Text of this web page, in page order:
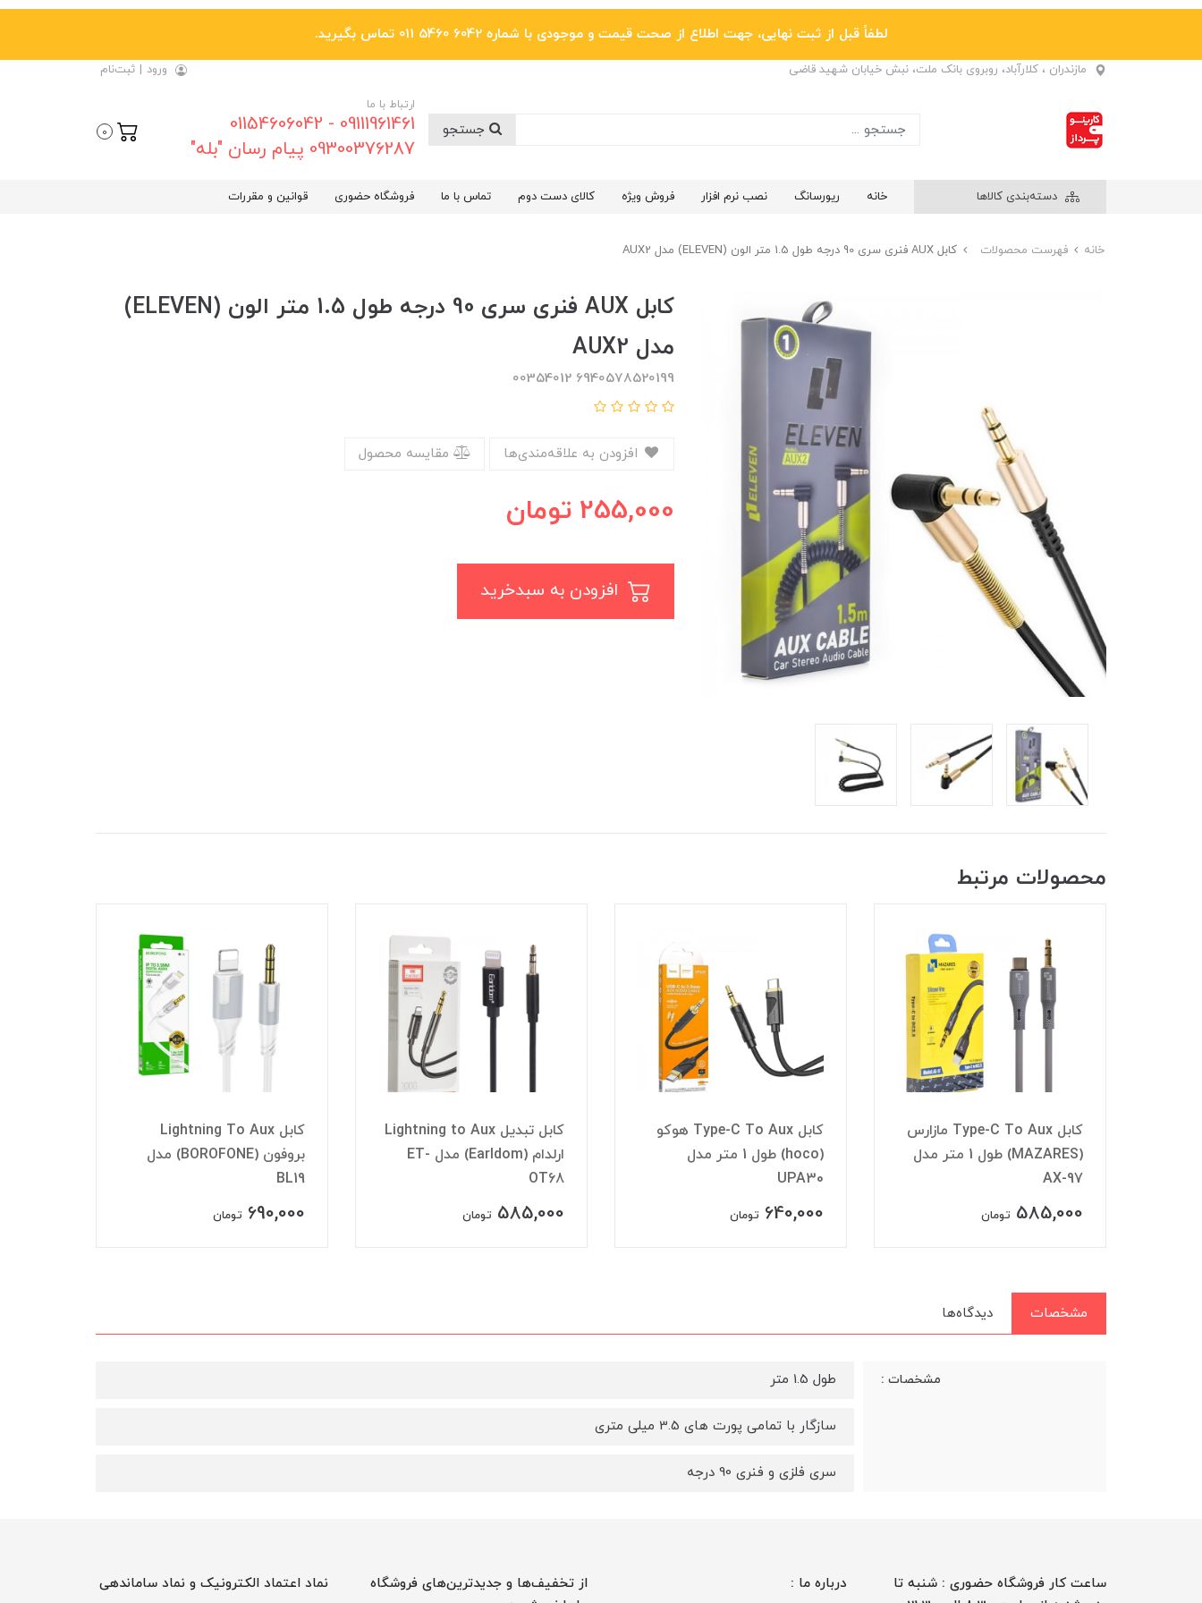
لطفاً قبل از ثبت نهایی، جهت اطلاع از صحت قیمت و موجودی با شماره 6042 5460 011 تماس بگیرید.
مازندران ، کلارآباد، روبروی بانک ملت، نبش خیابان شهید قاضی ورود | ثبت‌نام
ارتباط با ما
09111961461 - 01154606042
09300376287 پیام رسان "بله"
0
دسته‌بندی کالاها خانه ریورسانگ نصب نرم افزار فروش ویژه کالای دست دوم تماس با ما فروشگاه حضوری قوانین و مقررات
خانه فهرست محصولات کابل AUX فنری سری 90 درجه طول 1.5 متر الون (ELEVEN) مدل AUX2
کابل AUX فنری سری 90 درجه طول 1.5 متر الون (ELEVEN)
مدل AUX2
6940578520199 00354012
مقایسه محصول
255,000 تومان
محصولات مرتبط
کابل Type-C To Aux مازارس
(MAZARES) طول 1 متر مدل
AX-97
585,000 تومان
کابل Type-C To Aux هوکو
(hoco) طول 1 متر مدل
UPA30
640,000 تومان
کابل تبدیل Lightning to Aux
ارلدام (Earldom) مدل ET-
OT68
585,000 تومان
کابل Lightning To Aux
بروفون (BOROFONE) مدل
BL19
690,000 تومان
مشخصات دیدگاه‌ها
مشخصات : طول 1.5 متر
سازگار با تمامی پورت های 3.5 میلی متری
سری فلزی و فنری 90 درجه
ساعت کار فروشگاه حضوری : شنبه تا
درباره ما :
از تخفیف‌ها و جدیدترین‌های فروشگاه
نماد اعتماد الکترونیک و نماد ساماندهی